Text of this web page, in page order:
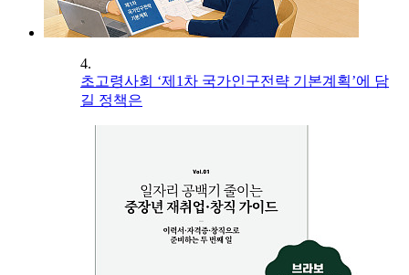
4.
초고령사회 ‘제1차 국가인구전략 기본계획’에 담
길 정책은